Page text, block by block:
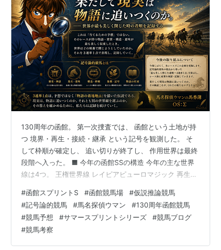
2007
年
サンアデ
ィユ
23ポ
イン
ト
不出走 1着 7着 不出走 1着
2008
年
カノヤザ
クラ
22ポ
イン
ト
不出走 1着
不出
走
不出走 1着
2009
年
カノヤザ
クラ
18ポ
イン
ト
不出走 1着 3着 不出走 4着
2010
ワンカラ
ット
20ポ
イン
ト
1着
不出
走
不出
走
1着
不出
走
2011
エーシン
ヴァーゴ
ウ
26ポ
ト
不出走 1着 3着 不出走 1着
2012年以降
実施
チャン
ント
トS
ビ
州
ンド
ト
130周年の函館。 第一次捜査では、 函館という土地が持
つ 境界・再生・接続・継承 という記号を観測した。 そ
して枠順が確定し、 追い切りが終了し、 作用世界は最終
段階へ入った。 ■ 今年の函館SSの構造 今年の主な世界
線は4つ。 王権世界線 レイピアピューロマジック 再生世
線 ポッドベイダーエーティーマクフィ 継承世界線 モズ
ナナスター そして今回、 その全ての世界線と接続してい
る存在がいる。 それが カルプスペルシュ である。 ■ 現
実世界の監査 函館芝1200m。 過去10年の勝ち馬に共通
する条件はわずか2つ。 ①3～5歳馬 ②4角で…
#函館スプリントS #函館競馬場 #仮説推論競馬
#記号論的競馬 #馬名探偵ウマン #130周年函館競馬
#競馬予想 #サマースプリントシリーズ #競馬ブログ
#競馬考察